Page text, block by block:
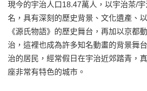
現今的宇治人口18.47萬人，以宇治茶/
名，具有深刻的歷史背景、文化遺產、
《源氏物語》的歷史舞台，再加以京都
治，這裡也成為許多知名動畫的背景舞
治的居民，經常假日在宇治近郊踏青，
座非常有特色的城市。